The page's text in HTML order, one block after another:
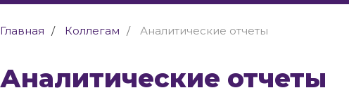
Главная Коллегам Аналитические отчеты
Аналитические отчеты